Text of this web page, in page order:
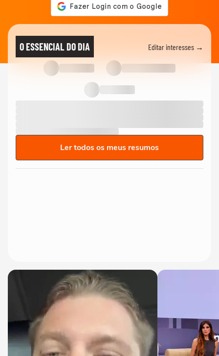
O ESSENCIAL DO DIA Editar interesses →
Ler todos os meus resumos